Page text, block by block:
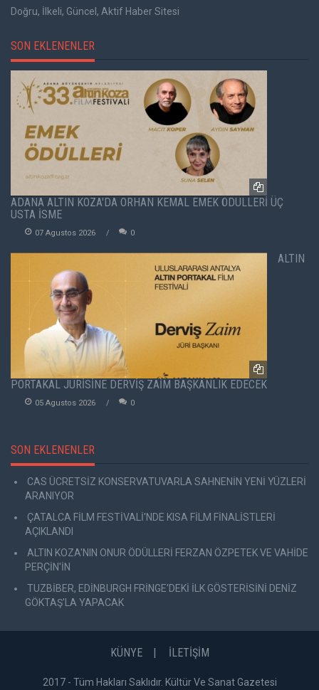
Doğru, İlkeli, Güncel, Aktif Haber Sitesi
SON EKLENENLER
ADANA ALTIN KOZA'DA ORHAN KEMAL EMEK ÖDÜLLERİ ÜÇ
USTA İSME
07 Agustos 2026 0
ALTIN
PORTAKAL JÜRİSİNE DERVİŞ ZAİM BAŞKANLIK EDECEK
05 Agustos 2026 0
SON EKLENENLER
CAS ÜCRETSİZ KONSERVATUVARLA SAHNENİN YENİ YÜZLERİ
ARANIYOR
ÇATALCA FİLM FESTİVALİ'NDE KISA FİLM FİNALİSTLERİ
AÇIKLANDI
ALTIN KOZA'NIN ONUR ÖDÜLLERİ FERZAN ÖZPETEK VE VAHİDE
PERÇİN'İN
TUZBİBER, EDİNBURGH FRİNGE'DEKİ İLK GÖSTERİSİNİ DENİZ
GÖKTAŞ'LA YAPACAK
KÜNYE İLETİŞİM
2017 - Tüm Hakları Saklıdır. Kültür Ve Sanat Gazetesi